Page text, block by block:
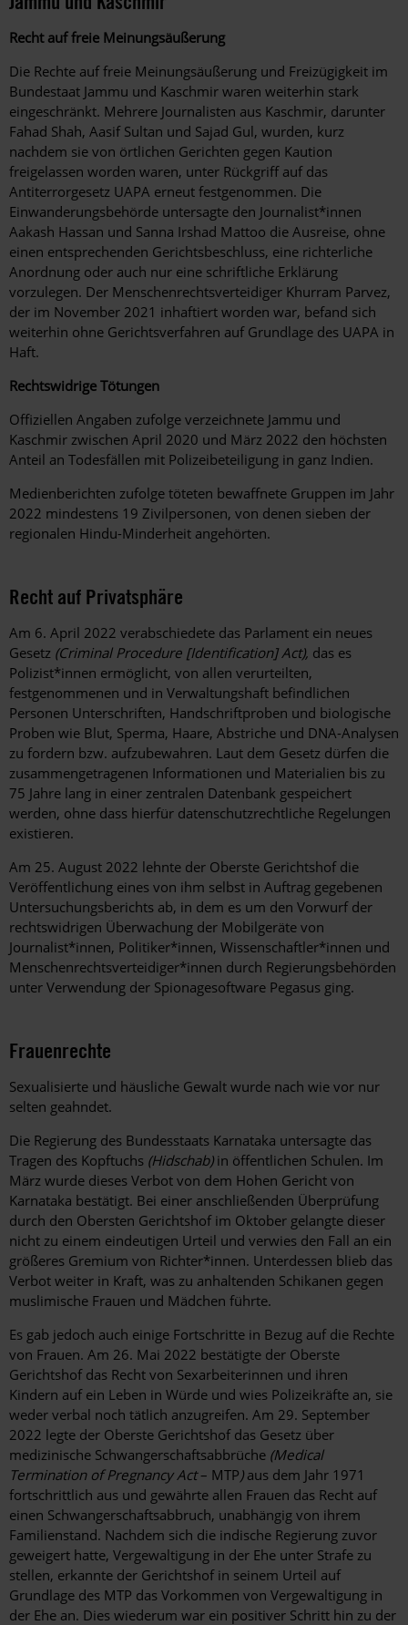
Recht auf freie Meinungsäußerung
Die Rechte auf freie Meinungsäußerung und Freizügigkeit im
Bundestaat Jammu und Kaschmir waren weiterhin stark
eingeschränkt. Mehrere Journalisten aus Kaschmir, darunter
Fahad Shah, Aasif Sultan und Sajad Gul, wurden, kurz
nachdem sie von örtlichen Gerichten gegen Kaution
freigelassen worden waren, unter Rückgriff auf das
Antiterrorgesetz UAPA erneut festgenommen. Die
Einwanderungsbehörde untersagte den Journalist*innen
Aakash Hassan und Sanna Irshad Mattoo die Ausreise, ohne
einen entsprechenden Gerichtsbeschluss, eine richterliche
Anordnung oder auch nur eine schriftliche Erklärung
vorzulegen. Der Menschenrechtsverteidiger Khurram Parvez,
der im November 2021 inhaftiert worden war, befand sich
weiterhin ohne Gerichtsverfahren auf Grundlage des UAPA in
Haft.
Rechtswidrige Tötungen
Offiziellen Angaben zufolge verzeichnete Jammu und
Kaschmir zwischen April 2020 und März 2022 den höchsten
Anteil an Todesfällen mit Polizeibeteiligung in ganz Indien.
Medienberichten zufolge töteten bewaffnete Gruppen im Jahr
2022 mindestens 19 Zivilpersonen, von denen sieben der
regionalen Hindu-Minderheit angehörten.
Recht auf Privatsphäre
Am 6. April 2022 verabschiedete das Parlament ein neues
Gesetz (Criminal Procedure [Identification] Act), das es
Polizist*innen ermöglicht, von allen verurteilten,
festgenommenen und in Verwaltungshaft befindlichen
Personen Unterschriften, Handschriftproben und biologische
Proben wie Blut, Sperma, Haare, Abstriche und DNA-Analysen
zu fordern bzw. aufzubewahren. Laut dem Gesetz dürfen die
zusammengetragenen Informationen und Materialien bis zu
75 Jahre lang in einer zentralen Datenbank gespeichert
werden, ohne dass hierfür datenschutzrechtliche Regelungen
existieren.
Am 25. August 2022 lehnte der Oberste Gerichtshof die
Veröffentlichung eines von ihm selbst in Auftrag gegebenen
Untersuchungsberichts ab, in dem es um den Vorwurf der
rechtswidrigen Überwachung der Mobilgeräte von
Journalist*innen, Politiker*innen, Wissenschaftler*innen und
Menschenrechtsverteidiger*innen durch Regierungsbehörden
unter Verwendung der Spionagesoftware Pegasus ging.
Frauenrechte
Sexualisierte und häusliche Gewalt wurde nach wie vor nur
selten geahndet.
Die Regierung des Bundesstaats Karnataka untersagte das
Tragen des Kopftuchs (Hidschab)in öffentlichen Schulen. Im
März wurde dieses Verbot von dem Hohen Gericht von
Karnataka bestätigt. Bei einer anschließenden Überprüfung
durch den Obersten Gerichtshof im Oktober gelangte dieser
nicht zu einem eindeutigen Urteil und verwies den Fall an ein
größeres Gremium von Richter*innen. Unterdessen blieb das
Verbot weiter in Kraft, was zu anhaltenden Schikanen gegen
muslimische Frauen und Mädchen führte.
Es gab jedoch auch einige Fortschritte in Bezug auf die Rechte
von Frauen. Am 26. Mai 2022 bestätigte der Oberste
Gerichtshof das Recht von Sexarbeiterinnen und ihren
Kindern auf ein Leben in Würde und wies Polizeikräfte an, sie
weder verbal noch tätlich anzugreifen. Am 29. September
2022 legte der Oberste Gerichtshof das Gesetz über
medizinische Schwangerschaftsabbrüche (Medical
Termination of Pregnancy Act– MTP) aus dem Jahr 1971
fortschrittlich aus und gewährte allen Frauen das Recht auf
einen Schwangerschaftsabbruch, unabhängig von ihrem
Familienstand. Nachdem sich die indische Regierung zuvor
geweigert hatte, Vergewaltigung in der Ehe unter Strafe zu
stellen, erkannte der Gerichtshof in seinem Urteil auf
Grundlage des MTP das Vorkommen von Vergewaltigung in
der Ehe an. Dies wiederum war ein positiver Schritt hin zu der